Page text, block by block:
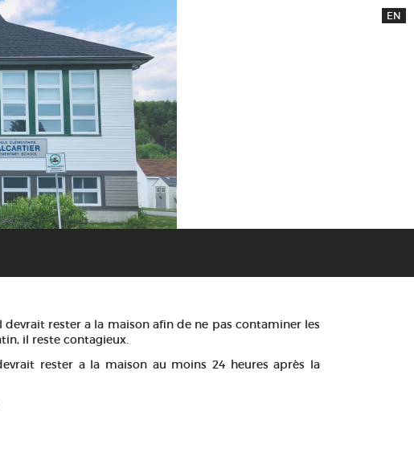
EN
rester a la maison afin de ne pas contaminer les
il reste contagieux.
rester a la maison au moins 24 heures après la